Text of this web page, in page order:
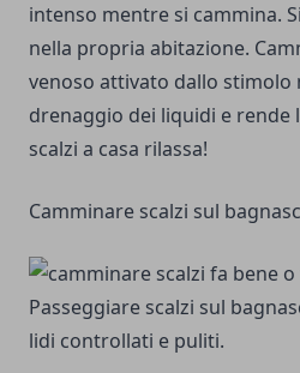
intenso mentre si cammina.
nella propria abitazione.
venoso attivato dallo stimolo
drenaggio dei liquidi e
scalzi a casa rilassa!
Camminare scalzi sul
Passeggiare scalzi sul
lidi controllati e puliti.